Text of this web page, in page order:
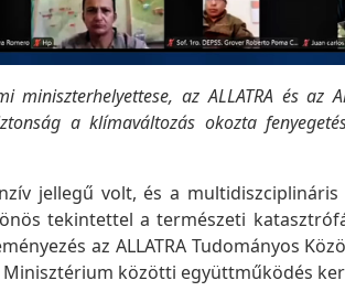
miniszterhelyettese, az ALLATRA és az
a klímaváltozás okozta
jellegű volt, és a
tekintettel a természeti
az ALLATRA Tudományos
Minisztérium közötti együttműködés